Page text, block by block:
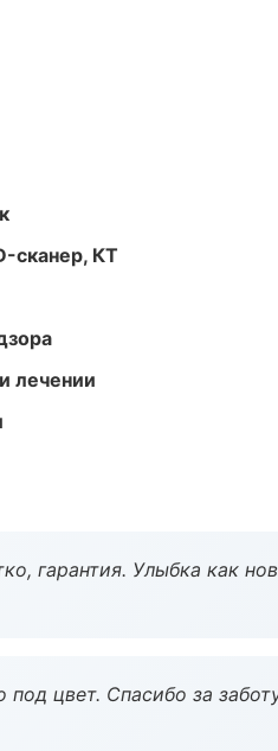
сканер, КТ
лечении
гарантия. Улыбка как
цвет. Спасибо за